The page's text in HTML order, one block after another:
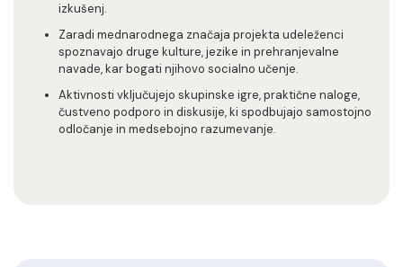
izkušenj.
Zaradi mednarodnega značaja projekta udeleženci
spoznavajo druge kulture, jezike in prehranjevalne
navade, kar bogati njihovo socialno učenje.
Aktivnosti vključujejo skupinske igre, praktične naloge,
čustveno podporo in diskusije, ki spodbujajo samostojno
odločanje in medsebojno razumevanje.